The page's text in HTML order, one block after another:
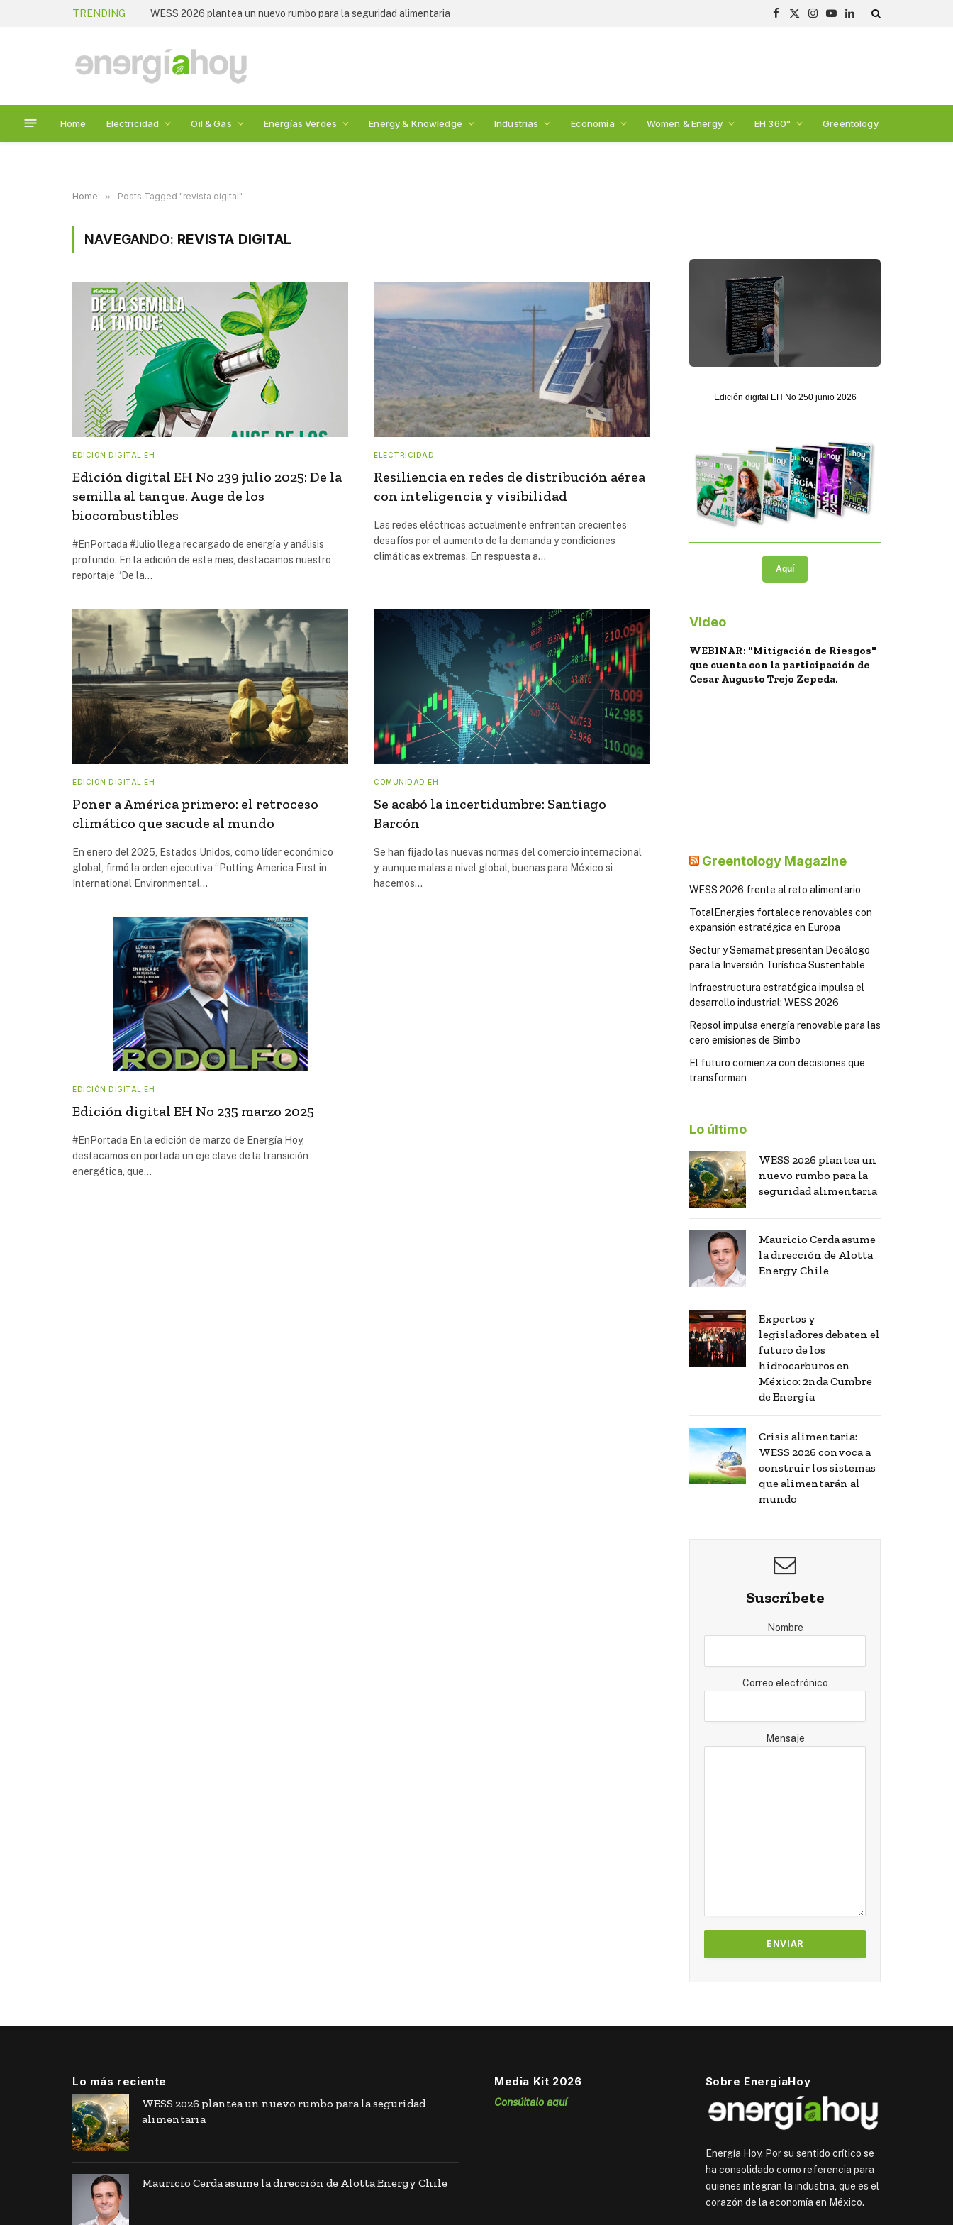
TRENDING WESS 2026 plantea un nuevo rumbo para la seguridad alimentaria
Facebook
X
Instagram
YouTubeLinkedIn
Home Electricidad Oil & Gas Energías Verdes Energy & Knowledge Industrias Economía Women & Energy EH 360° Greentology
Home » Posts Tagged "revista digital"
NAVEGANDO: REVISTA DIGITAL
EDICIÓN DIGITAL EH
Edición digital EH No 239 julio 2025: De la
semilla al tanque. Auge de los
biocombustibles
#EnPortada #Julio llega recargado de energía y análisis
profundo. En la edición de este mes, destacamos nuestro
reportaje “De la…
ELECTRICIDAD
Resiliencia en redes de distribución aérea
con inteligencia y visibilidad
Las redes eléctricas actualmente enfrentan crecientes
desafíos por el aumento de la demanda y condiciones
climáticas extremas. En respuesta a…
EDICIÓN DIGITAL EH
Poner a América primero: el retroceso
climático que sacude al mundo
En enero del 2025, Estados Unidos, como líder económico
global, firmó la orden ejecutiva “Putting America First in
International Environmental…
COMUNIDAD EH
Se acabó la incertidumbre: Santiago
Barcón
Se han fijado las nuevas normas del comercio internacional
y, aunque malas a nivel global, buenas para México si
hacemos…
EDICIÓN DIGITAL EH
Edición digital EH No 235 marzo 2025
#EnPortada En la edición de marzo de Energía Hoy,
destacamos en portada un eje clave de la transición
energética, que…
Edición digital EH No 250 junio 2026
Aquí
Video
WEBINAR: "Mitigación de Riesgos"
que cuenta con la participación de
Cesar Augusto Trejo Zepeda.
Greentology Magazine
WESS 2026 frente al reto alimentario
TotalEnergies fortalece renovables con
expansión estratégica en Europa
Sectur y Semarnat presentan Decálogo
para la Inversión Turística Sustentable
Infraestructura estratégica impulsa el
desarrollo industrial: WESS 2026
Repsol impulsa energía renovable para las
cero emisiones de Bimbo
El futuro comienza con decisiones que
transforman
Lo último
WESS 2026 plantea un
nuevo rumbo para la
seguridad alimentaria
Mauricio Cerda asume
la dirección de Alotta
Energy Chile
Expertos y
legisladores debaten el
futuro de los
hidrocarburos en
México: 2nda Cumbre
de Energía
Crisis alimentaria:
WESS 2026 convoca a
construir los sistemas
que alimentarán al
mundo
Suscríbete
Nombre
Correo electrónico
Mensaje
Lo más reciente
WESS 2026 plantea un nuevo rumbo para la seguridad
alimentaria
Mauricio Cerda asume la dirección de Alotta Energy Chile
Media Kit 2026
Consúltalo aquí
Sobre EnergiaHoy
Energía Hoy. Por su sentido crítico se
ha consolidado como referencia para
quienes integran la industria, que es el
corazón de la economía en México.